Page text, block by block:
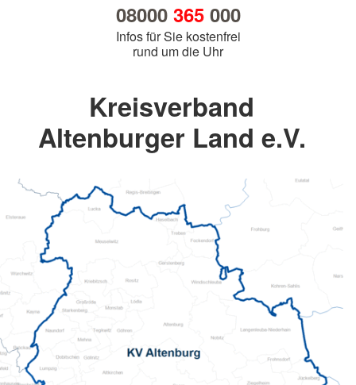
08000 365000
Infos für Sie kostenfrei
rund um die Uhr
Kreisverband
Altenburger Land e.V.